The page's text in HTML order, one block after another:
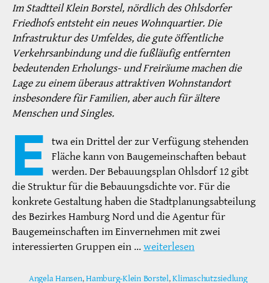
Im Stadtteil Klein Borstel, nördlich des Ohlsdorfer
Friedhofs entsteht ein neues Wohnquartier. Die
Infrastruktur des Umfeldes, die gute öffentliche
Verkehrsanbindung und die fußläufig entfernten
bedeutenden Erholungs- und Freiräume machen die
Lage zu einem überaus attraktiven Wohnstandort
insbesondere für Familien, aber auch für ältere
Menschen und Singles.
E
twa ein Drittel der zur Verfügung stehenden
Fläche kann von Baugemeinschaften bebaut
werden. Der Bebauungsplan Ohlsdorf 12 gibt
die Struktur für die Bebauungsdichte vor. Für die
konkrete Gestaltung haben die Stadtplanungsabteilung
des Bezirkes Hamburg Nord und die Agentur für
Baugemeinschaften im Einvernehmen mit zwei
interessierten Gruppen ein … weiterlesen
Angela Hansen,Hamburg-Klein Borstel,Klimaschutzsiedlung